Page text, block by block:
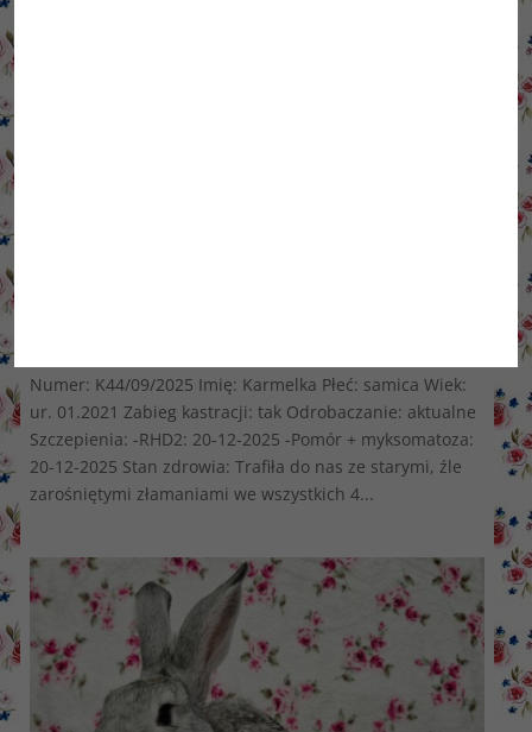
Numer: K44/09/2025 Imię: Karmelka Płeć: samica Wiek:
ur. 01.2021 Zabieg kastracji: tak Odrobaczanie: aktualne
Szczepienia: -RHD2: 20-12-2025 -Pomór + myksomatoza:
20-12-2025 Stan zdrowia: Trafiła do nas ze starymi, źle
zarośniętymi złamaniami we wszystkich 4...